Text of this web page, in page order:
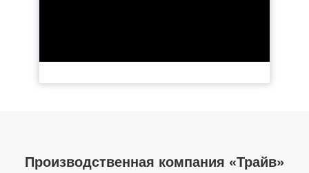
Производственная компания «Трайв»